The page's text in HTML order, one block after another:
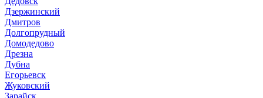
Дзержинский
Дмитров
Долгопрудный
Домодедово
Дрезна
Дубна
Егорьевск
Жуковский